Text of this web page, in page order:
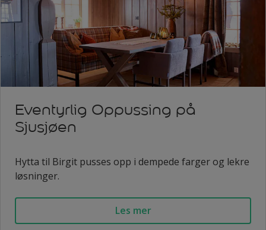
Eventyrlig Oppussing på
Sjusjøen
Hytta til Birgit pusses opp i dempede farger og lekre
løsninger.
Les mer